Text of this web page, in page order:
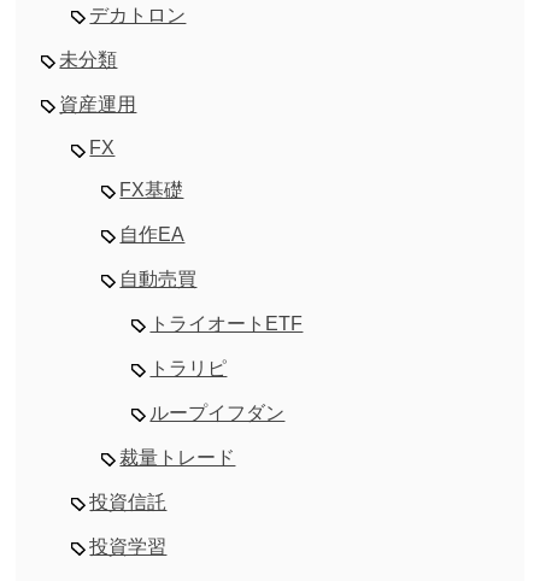
デカトロン
未分類
資産運用
FX
FX基礎
自作EA
自動売買
トライオートETF
トラリピ
ループイフダン
裁量トレード
投資信託
投資学習